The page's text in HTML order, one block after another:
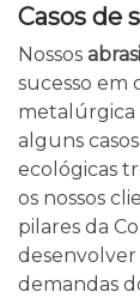
Casos de
Nossos
sucesso em
metalúrgica
alguns
ecológicas
os nossos
pilares da
demandas